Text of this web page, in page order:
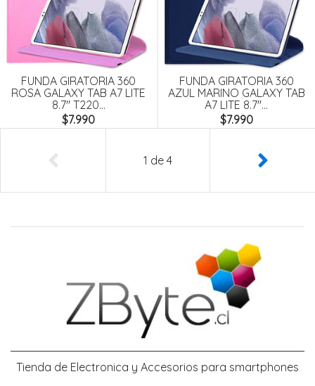
FUNDA GIRATORIA 360
ROSA GALAXY TAB A7 LITE
8.7'' T220...
$7.990
FUNDA GIRATORIA 360
AZUL MARINO GALAXY TAB
A7 LITE 8.7''...
$7.990
1 de 4
Tienda de Electronica y Accesorios para smartphones